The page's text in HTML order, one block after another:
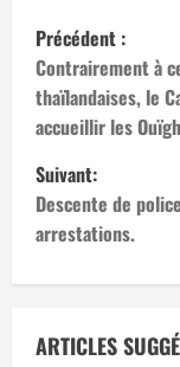
N
a
v
i
g
a
t
Précédent :
Contrairement à
thaïlandaises, le
accueillir les
Suivant:
Descente de
arrestations.
ARTICLES